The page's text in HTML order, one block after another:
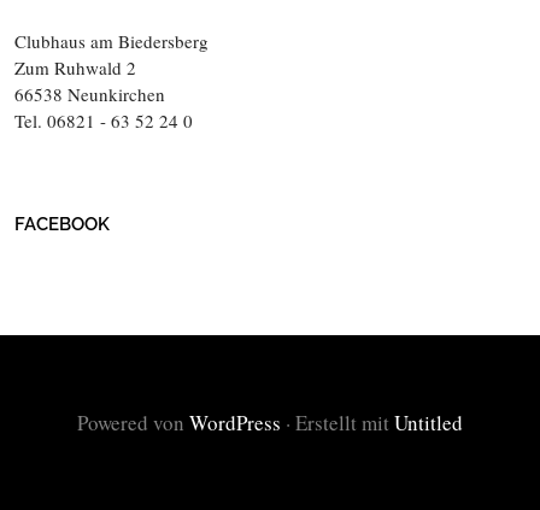
Clubhaus am Biedersberg
Zum Ruhwald 2
66538 Neunkirchen
Tel. 06821 - 63 52 24 0
FACEBOOK
Powered von WordPress · Erstellt mit Untitled